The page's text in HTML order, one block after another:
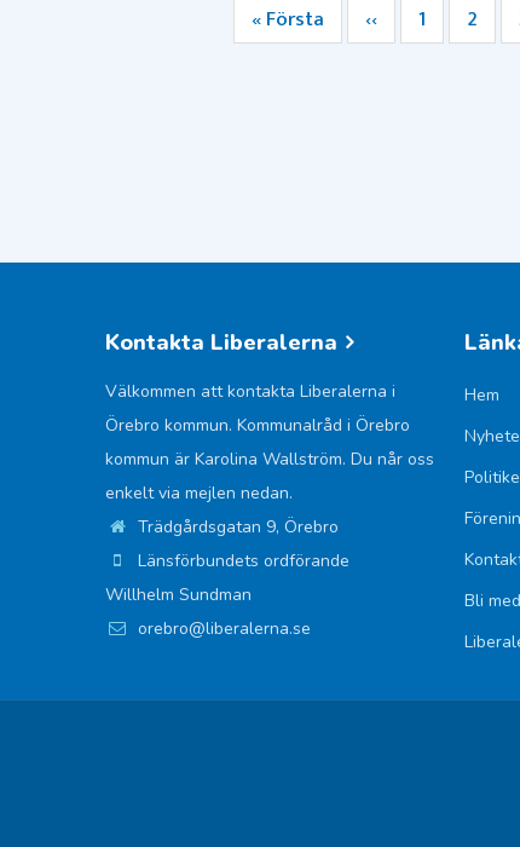
Första
sidan
« Första
Föregående
sida
‹‹ Sida
1 Sida
2
Kontakta Liberalerna
Välkommen att kontakta Liberalerna i
Örebro kommun. Kommunalråd i Örebro
kommun är Karolina Wallström. Du når oss
enkelt via mejlen nedan.
Trädgårdsgatan 9, Örebro
Länsförbundets ordförande
Willhelm Sundman
orebro@liberalerna.se
Hem
Bli